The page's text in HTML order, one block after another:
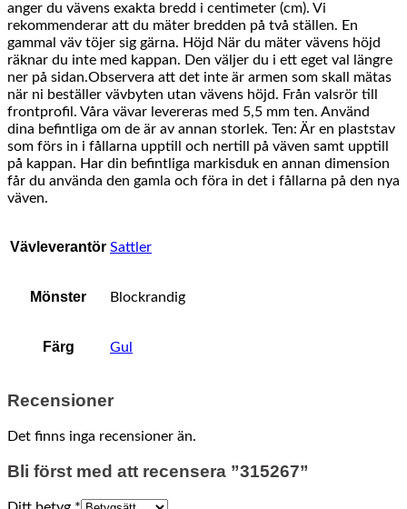
anger du vävens exakta bredd i centimeter (cm). Vi
rekommenderar att du mäter bredden på två ställen. En
gammal väv töjer sig gärna. Höjd När du mäter vävens höjd
räknar du inte med kappan. Den väljer du i ett eget val längre
ner på sidan.Observera att det inte är armen som skall mätas
när ni beställer vävbyten utan vävens höjd. Från valsrör till
frontprofil. Våra vävar levereras med 5,5 mm ten. Använd
dina befintliga om de är av annan storlek. Ten: Är en plaststav
som förs in i fållarna upptill och nertill på väven samt upptill
på kappan. Har din befintliga markisduk en annan dimension
får du använda den gamla och föra in det i fållarna på den nya
väven.
Vävleverantör Sattler
Mönster Blockrandig
Färg Gul
Recensioner
Det finns inga recensioner än.
Bli först med att recensera ”315267”